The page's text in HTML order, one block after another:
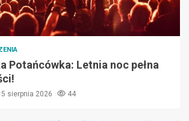
Potańcówka: Letnia noc pełna
5 sierpnia 2026 44